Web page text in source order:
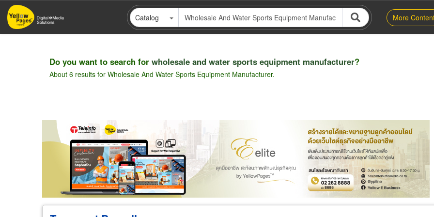
Skip
main
Catalog More
Do you want to search for wholesale and water sports equipment manufacturer?
About 6 results for Wholesale And Water Sports Equipment Manufacturer.
Wholesale Retail Manufacturer Dealer Exporter/Importer Service Business